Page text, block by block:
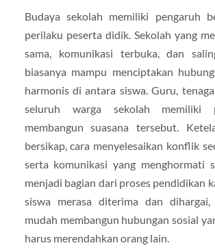
Budaya sekolah memiliki pengaruh
perilaku peserta didik. Sekolah yang
sama, komunikasi terbuka, dan
biasanya mampu menciptakan
harmonis di antara siswa. Guru,
seluruh warga sekolah memiliki
membangun suasana tersebut.
bersikap, cara menyelesaikan konflik
serta komunikasi yang menghormati
menjadi bagian dari proses pendidikan
siswa merasa diterima dan
mudah membangun hubungan sosial
harus merendahkan orang lain.